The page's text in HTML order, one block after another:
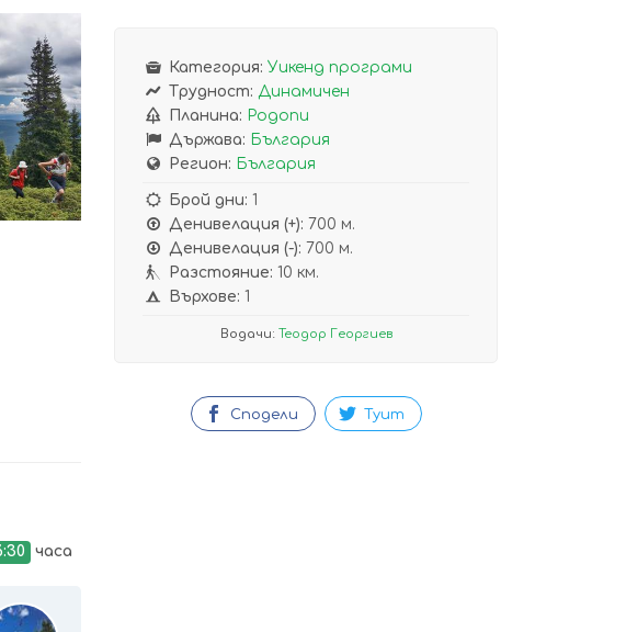
часа
Категория: Уикенд програми
Трудност: Динамичен
Планина: Родопи
Държава: България
Регион: България
Брой дни: 1
Денивелация (+): 700 м.
Денивелация (-): 700 м.
Разстояние: 10 км.
Върхове: 1
Водачи: Теодор Георгиев
Сподели Туит